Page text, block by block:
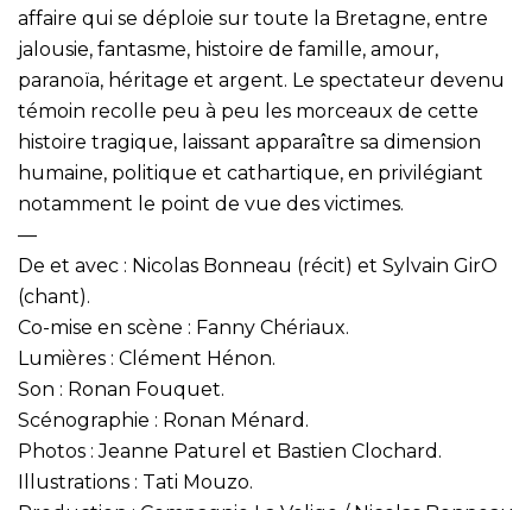
affaire qui se déploie sur toute la Bretagne, entre
jalousie, fantasme, histoire de famille, amour,
paranoïa, héritage et argent. Le spectateur devenu
témoin recolle peu à peu les morceaux de cette
histoire tragique, laissant apparaître sa dimension
humaine, politique et cathartique, en privilégiant
notamment le point de vue des victimes.
—
De et avec : Nicolas Bonneau (récit) et Sylvain GirO
(chant).
Co-mise en scène : Fanny Chériaux.
Lumières : Clément Hénon.
Son : Ronan Fouquet.
Scénographie : Ronan Ménard.
Photos : Jeanne Paturel et Bastien Clochard.
Illustrations : Tati Mouzo.